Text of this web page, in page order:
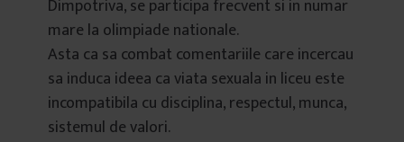
Dimpotriva, se participa frecvent si in numar
mare la olimpiade nationale.
Asta ca sa combat comentariile care incercau
sa induca ideea ca viata sexuala in liceu este
incompatibila cu disciplina, respectul, munca,
sistemul de valori.